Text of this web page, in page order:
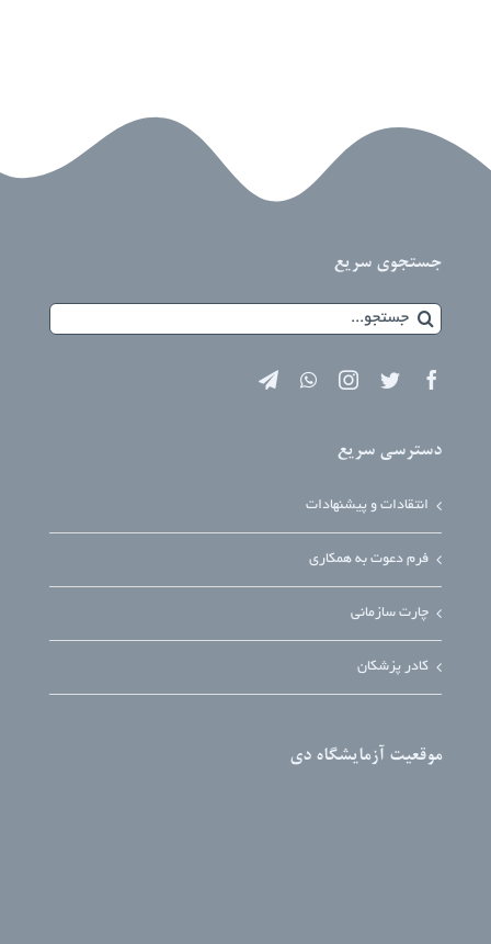
جستجوی سریع
جستجو
دسترسی سریع
انتقادات و پیشنهادات
فرم دعوت به همکاری
چارت سازمانی
کادر پزشکان
موقعیت آزمایشگاه دی